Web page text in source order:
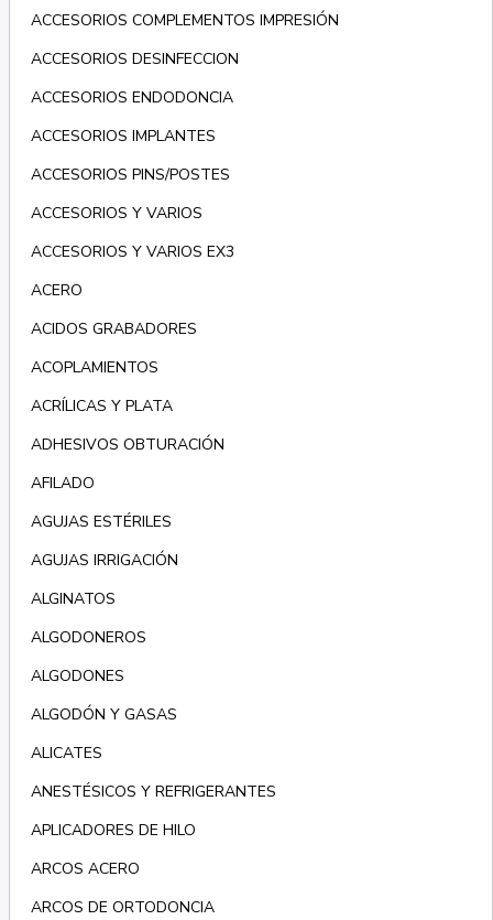
ACCESORIOS COMPLEMENTOS IMPRESIÓN
ACCESORIOS DESINFECCION
ACCESORIOS ENDODONCIA
ACCESORIOS IMPLANTES
ACCESORIOS PINS/POSTES
ACCESORIOS Y VARIOS
ACCESORIOS Y VARIOS EX3
ACERO
ACIDOS GRABADORES
ACOPLAMIENTOS
ACRÍLICAS Y PLATA
ADHESIVOS OBTURACIÓN
AFILADO
AGUJAS ESTÉRILES
AGUJAS IRRIGACIÓN
ALGINATOS
ALGODONEROS
ALGODONES
ALGODÓN Y GASAS
ALICATES
ANESTÉSICOS Y REFRIGERANTES
APLICADORES DE HILO
ARCOS ACERO
ARCOS DE ORTODONCIA